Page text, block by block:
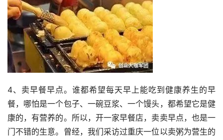
4、卖早餐早点。谁都希望每天早上能吃到健康养生的早
餐，哪怕是一个包子、一碗豆浆、一个馒头，都希望它是健
康的，有营养的。所以，开一家早餐店，卖卖早点，也是一
门不错的生意。曾经，我们采访过重庆一位以卖粥为营生的